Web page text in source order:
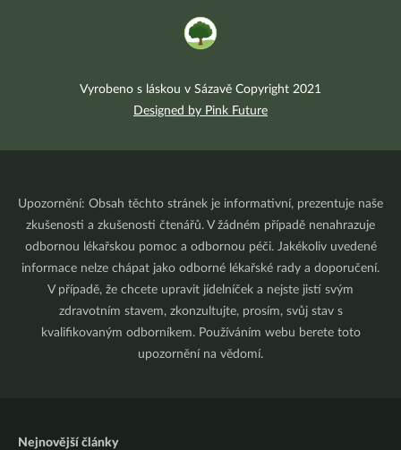
Vyrobeno s láskou v Sázavě Copyright 2021
Designed by Pink Future
Upozornění: Obsah těchto stránek je informativní, prezentuje naše
zkušenosti a zkušenosti čtenářů. V žádném případě nenahrazuje
odbornou lékařskou pomoc a odbornou péči. Jakékoliv uvedené
informace nelze chápat jako odborné lékařské rady a doporučení.
V případě, že chcete upravit jídelníček a nejste jistí svým
zdravotním stavem, zkonzultujte, prosím, svůj stav s
kvalifikovaným odborníkem. Používáním webu berete toto
upozornění na vědomí.
Nejnovější články